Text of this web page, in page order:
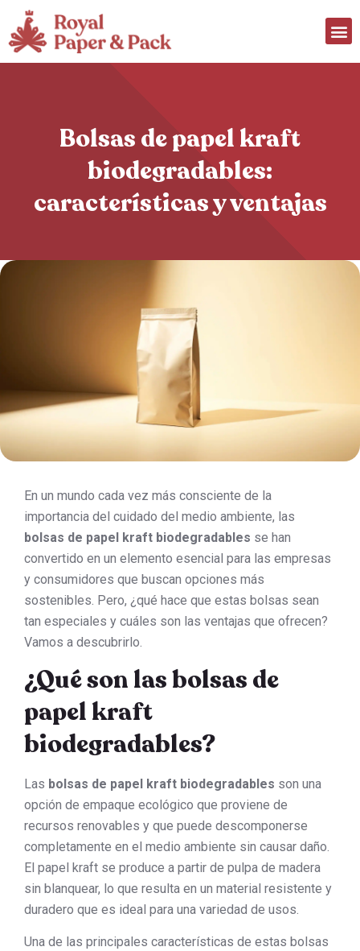
Bolsas de papel kraft
biodegradables:
características y ventajas
En un mundo cada vez más consciente de la
importancia del cuidado del medio ambiente, las
bolsas de papel kraft biodegradables se han
convertido en un elemento esencial para las empresas
y consumidores que buscan opciones más
sostenibles. Pero, ¿qué hace que estas bolsas sean
tan especiales y cuáles son las ventajas que ofrecen?
Vamos a descubrirlo.
¿Qué son las bolsas de
papel kraft
biodegradables?
Las bolsas de papel kraft biodegradables son una
opción de empaque ecológico que proviene de
recursos renovables y que puede descomponerse
completamente en el medio ambiente sin causar daño.
El papel kraft se produce a partir de pulpa de madera
sin blanquear, lo que resulta en un material resistente y
duradero que es ideal para una variedad de usos.
Una de las principales características de estas bolsas